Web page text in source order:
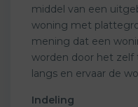
middel van een
woning met
mening dat een
worden door het zelf
langs en ervaar de
Indeling